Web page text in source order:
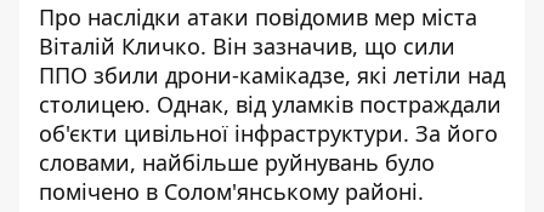
Про наслідки атаки повідомив мер міста
Віталій Кличко. Він зазначив, що сили
ППО збили дрони-камікадзе, які летіли над
столицею. Однак, від уламків постраждали
об'єкти цивільної інфраструктури. За його
словами, найбільше руйнувань було
помічено в Солом'янському районі.